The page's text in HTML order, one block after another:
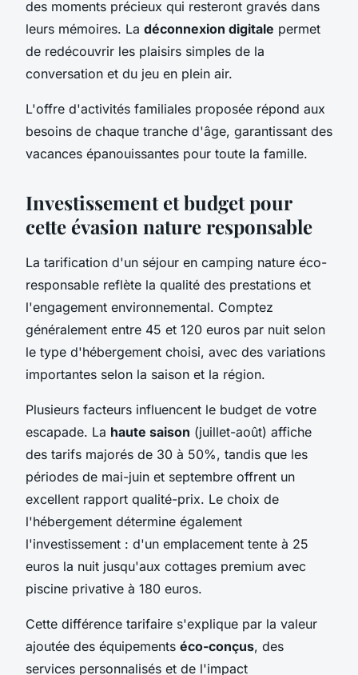
des moments précieux qui resteront gravés dans
leurs mémoires. La déconnexion digitale permet
de redécouvrir les plaisirs simples de la
conversation et du jeu en plein air.
L'offre d'activités familiales proposée répond aux
besoins de chaque tranche d'âge, garantissant des
vacances épanouissantes pour toute la famille.
Investissement et budget pour
cette évasion nature responsable
La tarification d'un séjour en camping nature éco-
responsable reflète la qualité des prestations et
l'engagement environnemental. Comptez
généralement entre 45 et 120 euros par nuit selon
le type d'hébergement choisi, avec des variations
importantes selon la saison et la région.
Plusieurs facteurs influencent le budget de votre
escapade. La haute saison (juillet-août) affiche
des tarifs majorés de 30 à 50%, tandis que les
périodes de mai-juin et septembre offrent un
excellent rapport qualité-prix. Le choix de
l'hébergement détermine également
l'investissement : d'un emplacement tente à 25
euros la nuit jusqu'aux cottages premium avec
piscine privative à 180 euros.
Cette différence tarifaire s'explique par la valeur
ajoutée des équipements éco-conçus, des
services personnalisés et de l'impact